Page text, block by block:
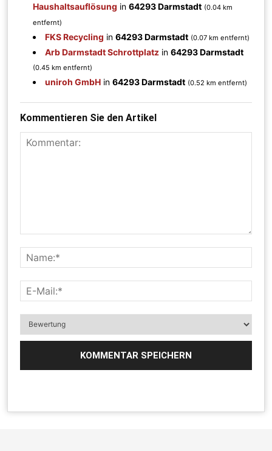
Haushaltsauflösung in64293 Darmstadt (0.04 km
entfernt)
FKS Recycling in64293 Darmstadt (0.07 km entfernt)
Arb Darmstadt Schrottplatz in64293 Darmstadt
(0.45 km entfernt)
uniroh GmbH in64293 Darmstadt (0.52 km entfernt)
Kommentieren Sie den Artikel